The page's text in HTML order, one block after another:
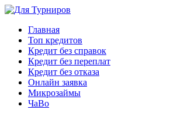
Главная
Топ кредитов
Кредит без справок
Кредит без переплат
Кредит без отказа
Онлайн заявка
Микрозаймы
ЧаВо